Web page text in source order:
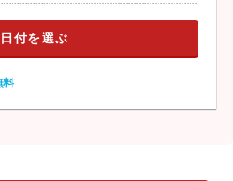
日付を選ぶ
料